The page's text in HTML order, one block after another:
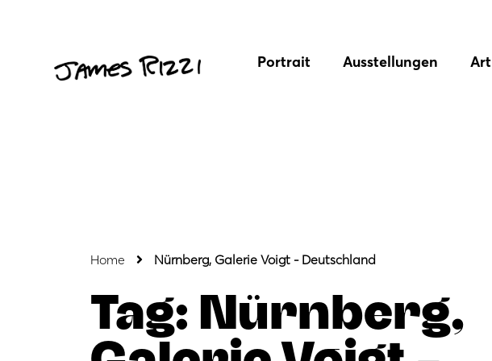
Portrait Ausstellungen Art
Home Nürnberg, Galerie Voigt - Deutschland
Tag: Nürnberg,